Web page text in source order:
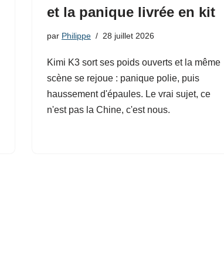
et la panique livrée en kit
par Philippe 28 juillet 2026
Kimi K3 sort ses poids ouverts et la même
scène se rejoue : panique polie, puis
haussement d'épaules. Le vrai sujet, ce
n'est pas la Chine, c'est nous.